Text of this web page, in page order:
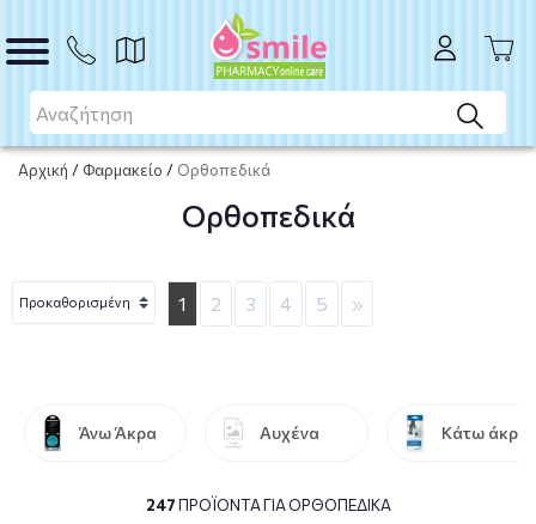
Αρχική / Φαρμακείο / Ορθοπεδικά
Ορθοπεδικά
1 2 3 4 5 »
Άνω Άκρα Αυχένα Κάτω
247ΠΡΟΪΌΝΤΑ ΓΙΑ ΟΡΘΟΠΕΔΙΚΆ